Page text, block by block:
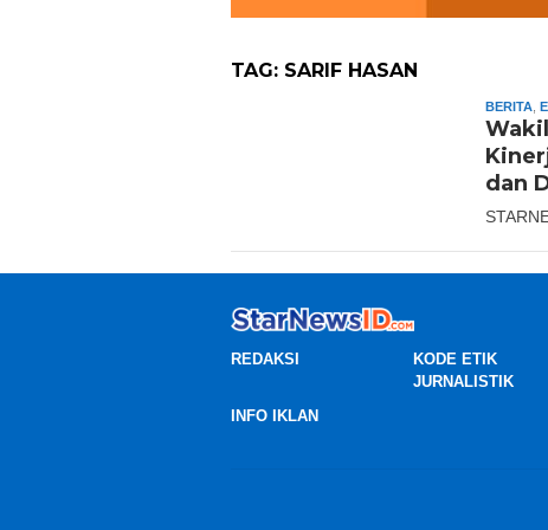
TAG: SARIF HASAN
BERITA
dan
REDAKSI
KODE ETIK
JURNALISTIK
INFO IKLAN